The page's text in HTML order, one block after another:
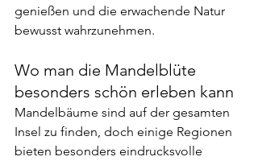
genießen und die erwachende Natur
bewusst wahrzunehmen.
Wo man die Mandelblüte
besonders schön erleben kann
Mandelbäume sind auf der gesamten
Insel zu finden, doch einige Regionen
bieten besonders eindrucksvolle